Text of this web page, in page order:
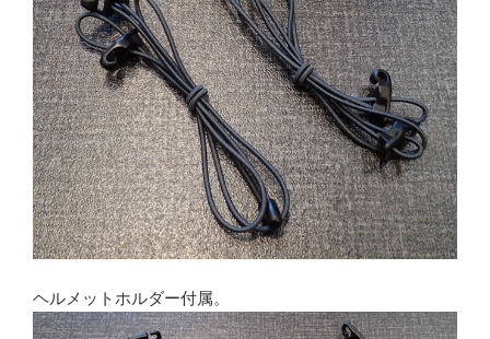
ヘルメットホルダー付属。